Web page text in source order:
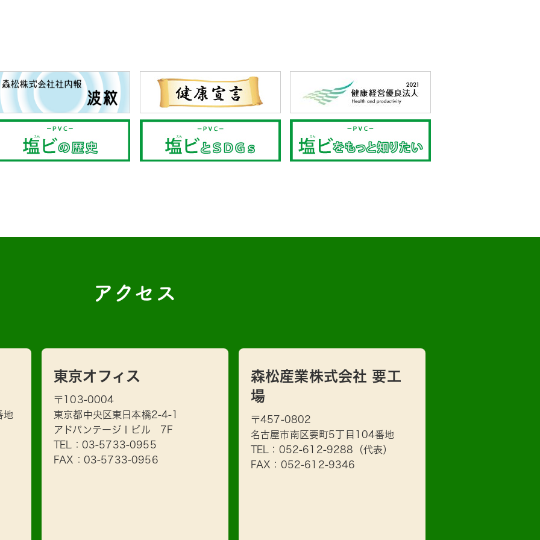
アクセス
地
東京オフィス
〒103-0004
東京都中央区東日本橋2-4-1
アドバンテージⅠビル 7F
TEL： 03-5733-0955
FAX：03-5733-0956
森松産業株式会社 要工
場
〒457-0802
名古屋市南区要町5丁目104番地
TEL： 052-612-9288 （代表）
FAX：052-612-9346